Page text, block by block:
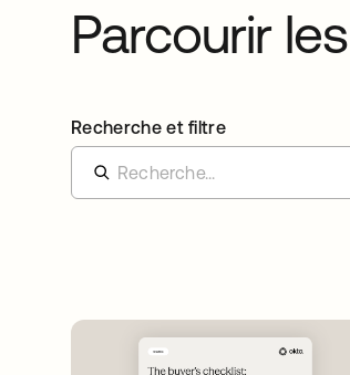
Parcourir
Recherche et filtre